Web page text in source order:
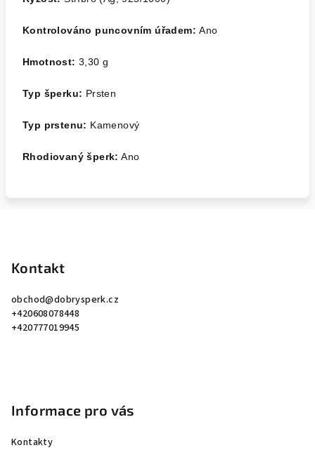
Kontrolováno puncovním úřadem:Ano
Hmotnost: 3,30g
Typ šperku: Prsten
Typ prstenu: Kamenový
Rhodiovaný šperk: Ano
Kontakt
obchod@dobrysperk.cz
+420608078448
+420777019945
Informace pro vás
Kontakty